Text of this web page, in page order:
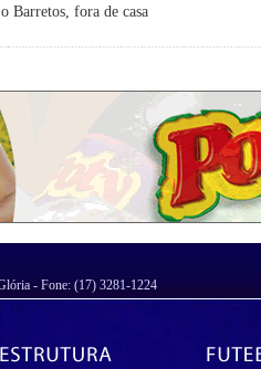
Barretos, fora de casa
- Fone: (17) 3281-1224